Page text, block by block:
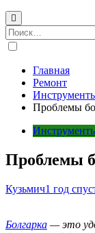
Найти:
Главная
Ремонт
Проблемы
Проблемы
Кузьмич1 год
Болгарка — это